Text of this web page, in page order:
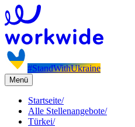
#StandWithUkraine
Menü
Startseite/
Alle Stellenangebote/
Türkei/